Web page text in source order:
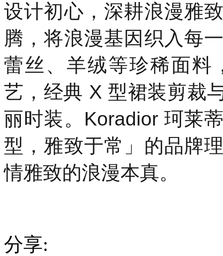
设计初心，深耕浪漫雅
腾，将浪漫基因织入每
蕾丝、羊绒等珍稀面料
艺，经典 X 型裙装剪裁
丽时装。Koradior 珂莱
型，雅致于常」的品牌
情雅致的浪漫本真。
分享: